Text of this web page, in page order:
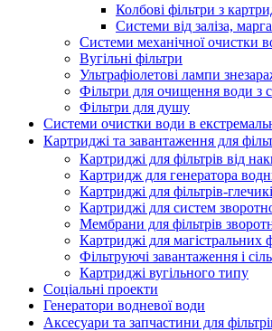
Колбові фільтри з
Системи від заліза,
Системи механічної очистки
Вугільні фільтри
Ультрафіолетові лампи
Фільтри для очищення води з
Фільтри для душу
Системи очистки води в
Картриджі та завантаження для
Картриджі для фільтрів від
Картридж для генератора
Картриджі для фільтрів-
Картриджі для систем
Мембрани для фільтрів
Картриджі для магістральних
Фільтруючі завантаження і сіль
Картриджі вугільного типу
Соціальні проекти
Генератори водневої води
Аксесуари та запчастини для